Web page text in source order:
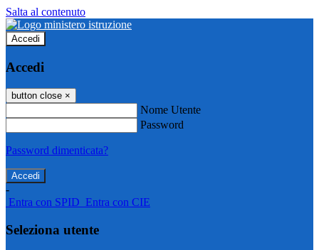
Salta al contenuto
Accedi
Accedi
button close ×
Nome Utente
Password
Password dimenticata?
-
Entra con SPID Entra con CIE
Seleziona utente